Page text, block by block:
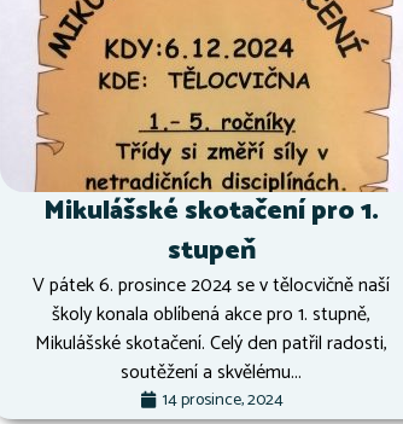
Mikulášské skotačení pro 1.
stupeň
V pátek 6. prosince 2024 se v tělocvičně naší
školy konala oblíbená akce pro 1. stupně,
Mikulášské skotačení. Celý den patřil radosti,
soutěžení a skvělému...
14 prosince, 2024